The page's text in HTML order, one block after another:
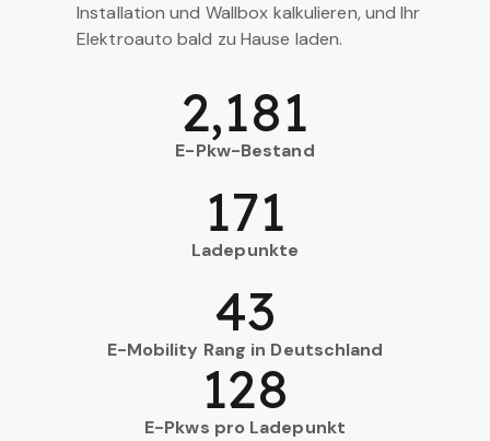
Installation und Wallbox kalkulieren, und Ihr
Elektroauto bald zu Hause laden.
E-Pkw-Bestand
2,181
Ladepunkte
171
E-Mobility Rang in Deutschland
43
E-Pkws pro Ladepunkt
128